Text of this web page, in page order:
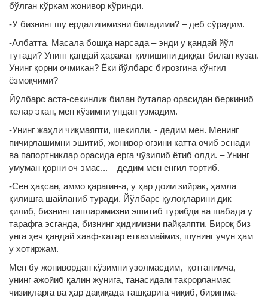
бўлган кўркам жонивор кўринди.
-У бизнинг шу ердалигимизни биладими? – деб сўрадим.
-Албатта. Масала бошқа нарсада – энди у қандай йўл
тутади? Унинг қандай ҳаракат қилишини диққат билан кузат.
Унинг қорни очмикан? Ёки йўлбарс бирозгина кўнгил
ёзмоқчими?
Йўлбарс аста-секинлик билан буталар орасидан беркиниб
келар экан, мен кўзимни ундан узмадим.
-Унинг жаҳли чиқмаяпти, шекилли, - дедим мен. Менинг
пичирлашимни эшитиб, жонивор оғзини катта очиб эснади
ва папортниклар орасида ерга чўзилиб ётиб олди. – Унинг
умуман қорни оч эмас... – дедим мен енгил тортиб.
-Сен ҳақсан, аммо қарагин-а, у ҳар доим зийрак, ҳамла
қилишга шайланиб туради. Йўлбарс қулоқларини дик
қилиб, бизнинг гапларимизни эшитиб турибди ва шабада у
тарафга эсганда, бизнинг ҳидимизни пайқаяпти. Бироқ биз
унга ҳеч қандай хавф-хатар етказмаймиз, шунинг учун ҳам
у хотиржам.
Мен бу жонивордан кўзимни узолмасдим, қотганимча,
унинг ажойиб қалин жунига, танасидаги такрорланмас
чизиқларга ва ҳар дақиқада ташқарига чиқиб, биринма-